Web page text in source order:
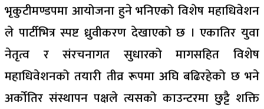
भृकुटीमण्डपमा आयोजना हुने भनिएको विशेष महाधिवेशन
ले पार्टीभित्र स्पष्ट ध्रुवीकरण देखाएको छ । एकातिर युवा
नेतृत्व र संरचनागत सुधारको मागसहित विशेष
महाधिवेशनको तयारी तीव्र रूपमा अघि बढिरहेको छ भने
अर्कोतिर संस्थापन पक्षले त्यसको काउन्टरमा छुट्टै शक्ति